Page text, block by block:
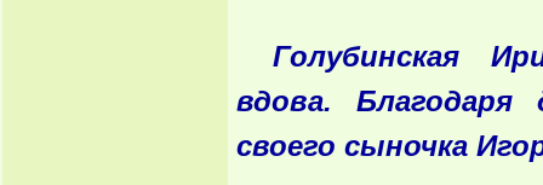
Голубинская
вдова. Благодаря
своего сыночка